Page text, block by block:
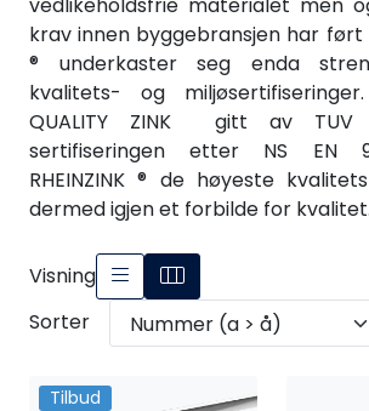
krav innen byggebransjen har ført
® underkaster seg enda
kvalitets- og
QUALITY ZINK gitt av TUV
sertifiseringen etter NS EN
RHEINZINK ® de høyeste
dermed igjen et forbilde for kvalitet.
Visning
Sorter
Tilbud